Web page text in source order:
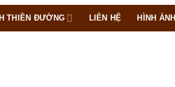
THIỀN ĐƯỜNG LIÊN HỆ HÌNH ẢNH